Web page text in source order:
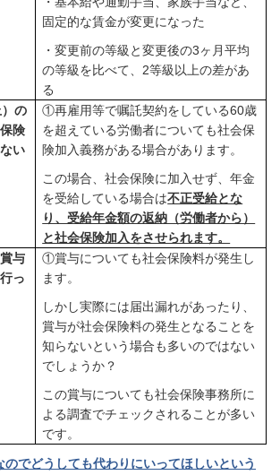
固定的な賃金が変更になった
・変更前の等級と変更後の3ヶ月平均
の等級を比べて、2等級以上の差があ
る
の
険
い
①再雇用等で嘱託契約をしている60歳
を超えている労働者についても社会保
険加入義務がある場合があります。
この場合、社会保険に加入せず、年金
を受給している場合は不正受給とな
り、受給年金額の返納（労働者から）
と社会保険加入をさせられます。
与
っ
①賞与についても社会保険料が発生し
ます。
しかし実際には届出漏れがあったり、
賞与が社会保険料の発生となることを
知らないという場合も多いのではない
でしょうか？
この賞与についても社会保険事務所に
よる調査でチェックされることが多い
です。
のでどうしても代わりにいってほしいという